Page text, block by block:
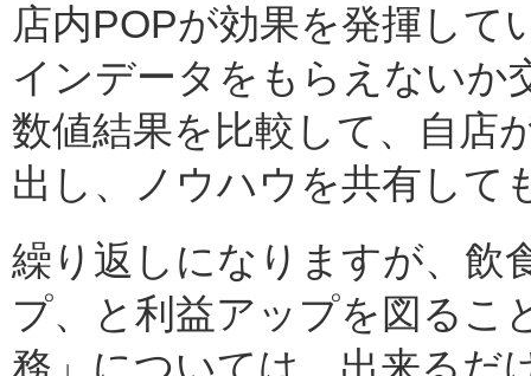
店内POPが効果を発揮し
インデータをもらえないか
数値結果を比較して、自店
出し、ノウハウを共有して
繰り返しになりますが、飲
プ、と利益アップを図るこ
務」については、出来るだ